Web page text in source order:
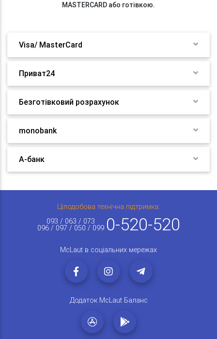
MASTERCARD або готівкою.
Visa/ MasterCard
Приват24
Безготівковий розрахунок
monobank
А-банк
Цілодобова технічна підтримка:
093 / 063 / 073
096 / 097 / 050 / 099 0-520-520
McLaut в соціальних мережах
Додаток McLaut Баланс